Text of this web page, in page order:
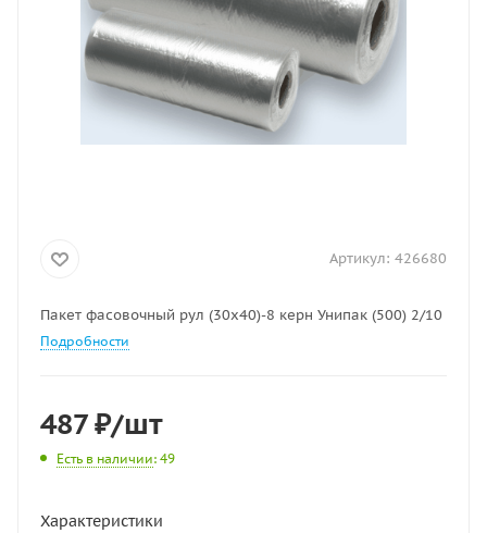
Артикул: 426680
Пакет фасовочный рул (30х40)-8 керн Унипак (500) 2/10
Подробности
487₽/шт
Есть в наличии: 49
Характеристики